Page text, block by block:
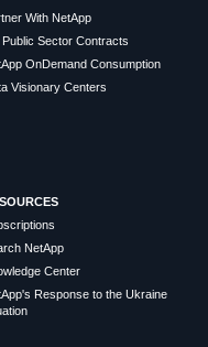
With NetApp
Public Sector Contracts
OnDemand Consumption
Visionary Centers
NetApp
Center
Response to the Ukraine